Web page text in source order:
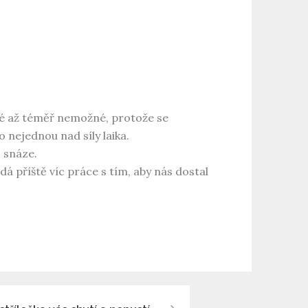
až téměř nemožné, protože se
nejednou nad síly laika.
příště víc práce s tím, aby nás dostal